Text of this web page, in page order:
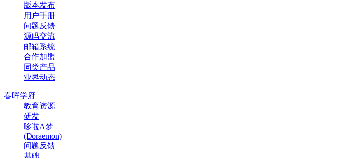
版本发布
用户手册
问题反馈
源码交流
邮箱系统
合作加盟
同类产品
业界动态
春晖学府
教育资源
研发
哆啦A梦
(Doraemon)
问题反馈
基础